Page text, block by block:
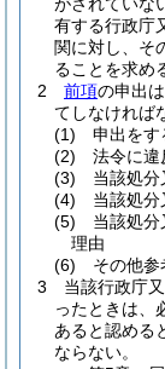
有する行政庁
関に対し、そ
ることを求め
2
前項の申出
てしなければ
(1)
申出をす
(2)
法令に違
(3)
当該処分
(4)
当該処
(5)
当該処
理由
(6)
その他
3
当該行政庁
ったときは、
あると認める
ならない。